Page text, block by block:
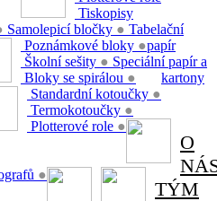
Samolepicí bločky ●
Poznámkové bloky ●
Školní sešity ●
Bloky se spirálou ●
Standardní kotoučky ●
Termokotoučky ●
Plotterové role ●
Tiskopisy
●
Tabelační
papír
Speciální papír a
kartony
O
TÝM